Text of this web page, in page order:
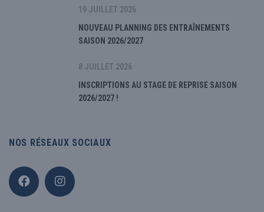
19 JUILLET 2026
NOUVEAU PLANNING DES ENTRAÎNEMENTS
SAISON 2026/2027
8 JUILLET 2026
INSCRIPTIONS AU STAGE DE REPRISE SAISON
2026/2027 !
NOS RÉSEAUX SOCIAUX